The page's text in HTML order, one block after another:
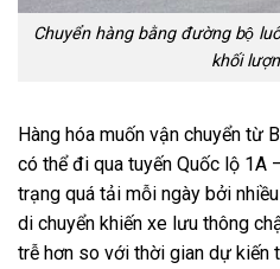
Chuyển hàng bằng đường bộ
khối
Hàng hóa muốn vận chuyển từ
có thể đi qua tuyến Quốc lộ 1A
trạng quá tải mỗi ngày bởi
di chuyển khiến xe lưu thông
trễ hơn so với thời gian dự kiến